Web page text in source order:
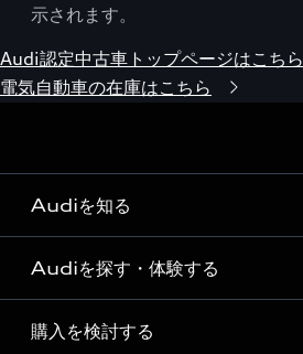
示されます。
Audi認定中古車トップページはこちら
電気自動車の在庫はこちら
Audiを知る
Audi ブランド
Story of Progress
Audiを探す・体験する
ディーラー検索
購入を検討する